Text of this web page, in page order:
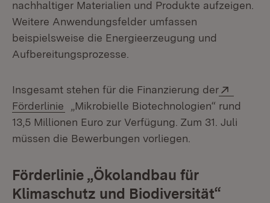
nachhaltiger Materialien und Produkte aufzeigen.
Weitere Anwendungsfelder umfassen
beispielsweise die Energieerzeugung und
Aufbereitungsprozesse.
Insgesamt stehen für die Finanzierung der
Förderlinie (Öffnet in neuem Fenster)
„Mikrobielle Biotechnologien“ rund
13,5 Millionen Euro zur Verfügung. Zum 31. Juli
müssen die Bewerbungen vorliegen.
Förderlinie „Ökolandbau für
Klimaschutz und Biodiversität“